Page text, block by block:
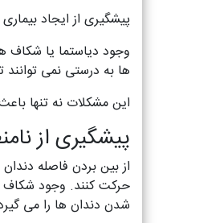
پیشگیری از ایجاد
وجود دیاستما یا شکاف
ها به درستی نمی
این مشکلات نه تنها
پیشگیری از
از بین بردن فاصله
حرکت کنند. وجود شکاف
شدن دندان ها را می